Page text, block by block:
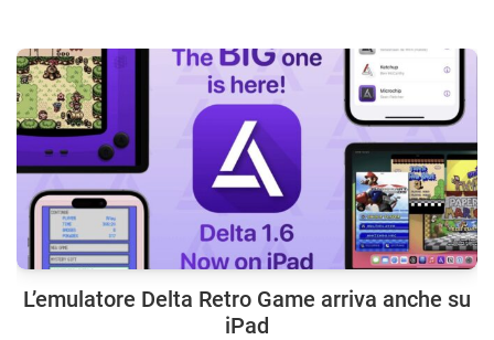
L’emulatore Delta Retro Game arriva anche su
iPad